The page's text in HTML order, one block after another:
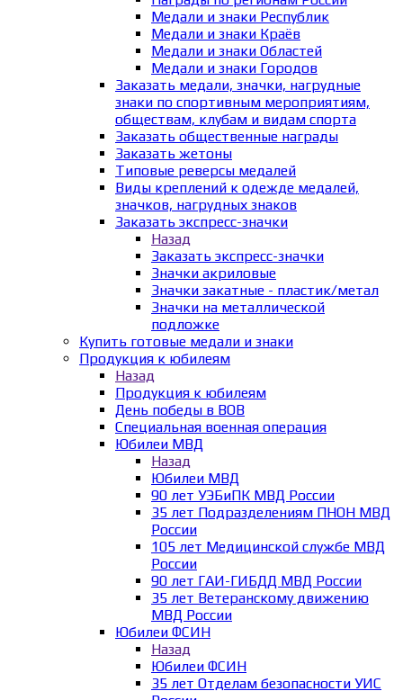
Медали и знаки Республик
Медали и знаки Краёв
Медали и знаки Областей
Медали и знаки Городов
Заказать медали, значки, нагрудные
знаки по спортивным мероприятиям,
обществам, клубам и видам спорта
Заказать общественные награды
Заказать жетоны
Типовые реверсы медалей
Виды креплений к одежде медалей,
значков, нагрудных знаков
Заказать экспресс-значки
Назад
Заказать экспресс-значки
Значки акриловые
Значки закатные - пластик/метал
Значки на металлической
подложке
Купить готовые медали и знаки
Продукция к юбилеям
Назад
Продукция к юбилеям
День победы в ВОВ
Специальная военная операция
Юбилеи МВД
Назад
Юбилеи МВД
90 лет УЭБиПК МВД России
35 лет Подразделениям ПНОН МВД
России
105 лет Медицинской службе МВД
России
90 лет ГАИ-ГИБДД МВД России
35 лет Ветеранскому движению
МВД России
Юбилеи ФСИН
Назад
Юбилеи ФСИН
35 лет Отделам безопасности УИС